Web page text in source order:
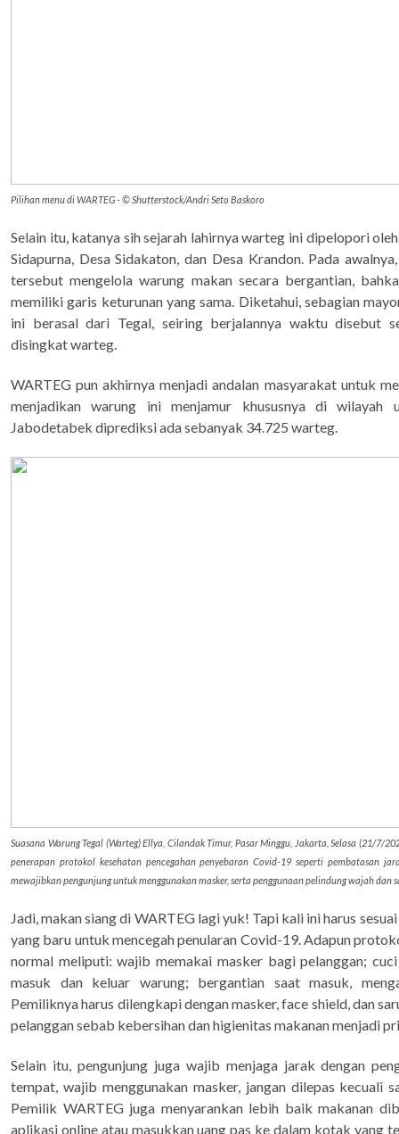
Pilihan menu di WARTEG - © Shutterstock/Andri Seto Baskoro
Selain itu, katanya sih sejarah lahirnya warteg ini dipelopori
Sidapurna, Desa Sidakaton, dan Desa Krandon. Pada
tersebut mengelola warung makan secara bergantian,
memiliki garis keturunan yang sama. Diketahui, sebagian
ini berasal dari Tegal, seiring berjalannya waktu disebut
disingkat warteg.
WARTEG pun akhirnya menjadi andalan masyarakat untuk
menjadikan warung ini menjamur khususnya di wilayah
Jabodetabek diprediksi ada sebanyak 34.725 warteg.
Suasana Warung Tegal (Warteg) Ellya, Cilandak Timur, Pasar Minggu, Jakarta, Selasa (21/7/
penerapan protokol kesehatan pencegahan penyebaran Covid-19 seperti pembatasan
mewajibkan pengunjung untuk menggunakan masker, serta penggunaan pelindung wajah dan
Jadi, makan siang di WARTEG lagi yuk! Tapi kali ini harus
yang baru untuk mencegah penularan Covid-19. Adapun
normal meliputi: wajib memakai masker bagi pelanggan;
masuk dan keluar warung; bergantian saat masuk,
Pemiliknya harus dilengkapi dengan masker, face shield, dan
pelanggan sebab kebersihan dan higienitas makanan menjadi
Selain itu, pengunjung juga wajib menjaga jarak dengan
tempat, wajib menggunakan masker, jangan dilepas kecuali
Pemilik WARTEG juga menyarankan lebih baik makanan
aplikasi online atau masukkan uang pas ke dalam kotak yang